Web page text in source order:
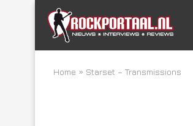
Home » Starset – Transmissions